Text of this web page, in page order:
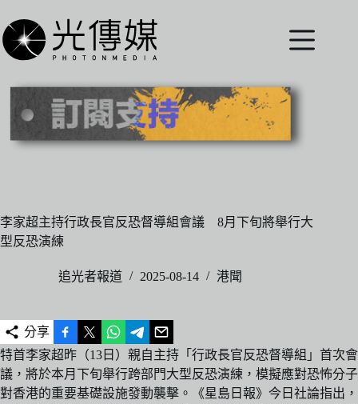
至
主
內
李家超主持行政長官反恐督導組會議 8月下旬將舉行大
型反恐演練
追光者報道 2025-08-14 港聞
分享
特首李家超昨（13日）親自主持「行政長官反恐督導組」首次會
議，將於本月下旬舉行跨部門大型反恐演練，模擬應對恐怖分子
對香港的重要基礎設施發動襲擊。《星島日報》今日社論指出，